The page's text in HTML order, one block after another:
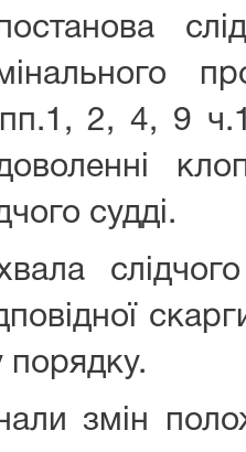
пп.1, 2, 4, 9
судді.
порядку.
змін